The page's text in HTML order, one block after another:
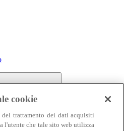
cookie
trattamento dei dati acquisiti
l'utente che tale sito web utilizza